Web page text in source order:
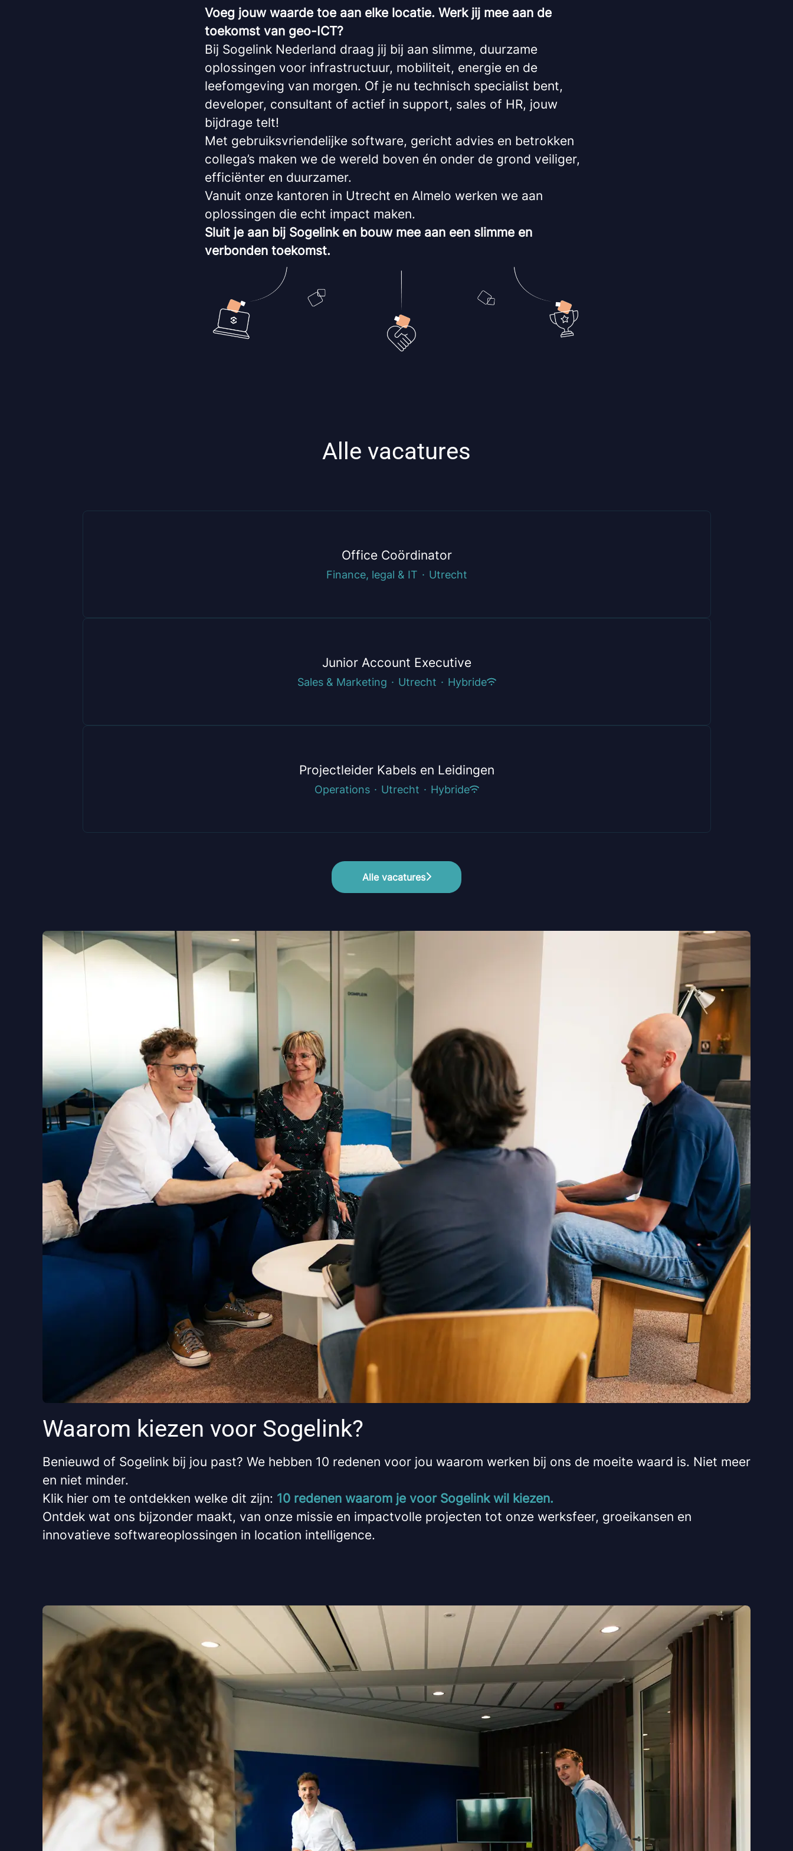
Voeg jouw waarde toe aan elke locatie. Werk jij mee aan de
toekomst van geo-ICT?
Bij Sogelink Nederland draag jij bij aan slimme, duurzame
oplossingen voor infrastructuur, mobiliteit, energie en de
leefomgeving van morgen. Of je nu technisch specialist bent,
developer, consultant of actief in support, sales of HR, jouw
bijdrage telt!
Met gebruiksvriendelijke software, gericht advies en betrokken
collega’s maken we de wereld boven én onder de grond veiliger,
efficiënter en duurzamer.
Vanuit onze kantoren in Utrecht en Almelo werken we aan
oplossingen die echt impact maken.
Sluit je aan bij Sogelink en bouw mee aan een slimme en
verbonden toekomst.
Alle vacatures
Office Coördinator
Finance, legal & IT · Utrecht
Junior Account Executive
Sales & Marketing · Utrecht · Hybride
Projectleider Kabels en Leidingen
Operations · Utrecht · Hybride
Alle vacatures
Waarom kiezen voor Sogelink?
Benieuwd of Sogelink bij jou past? We hebben 10 redenen voor jou waarom werken bij ons de moeite waard is. Niet meer
en niet minder.
Klik hier om te ontdekken welke dit zijn: 10 redenen waarom je voor Sogelink wil kiezen.
Ontdek wat ons bijzonder maakt, van onze missie en impactvolle projecten tot onze werksfeer, groeikansen en
innovatieve softwareoplossingen in location intelligence.